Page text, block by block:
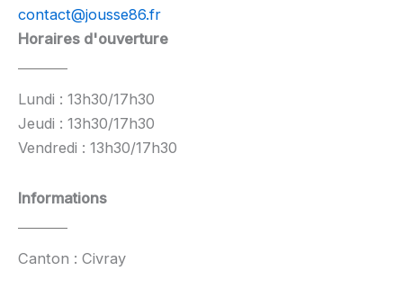
contact@jousse86.fr
Horaires d'ouverture
Lundi : 13h30/17h30
Jeudi : 13h30/17h30
Vendredi : 13h30/17h30
Informations
Canton : Civray